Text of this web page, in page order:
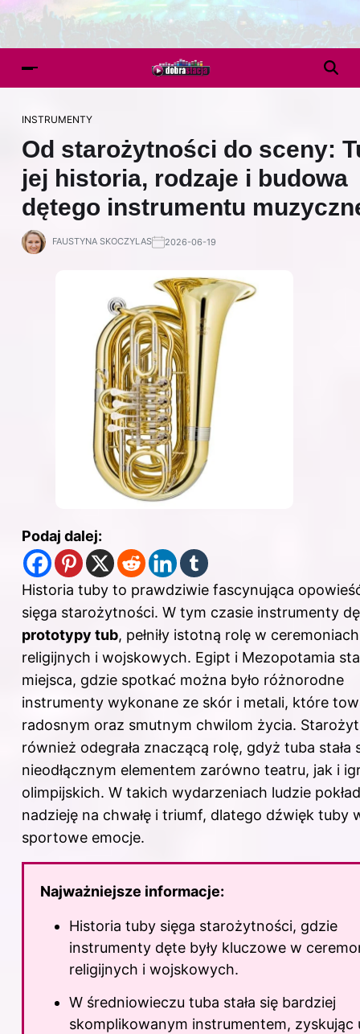
INSTRUMENTY
Od starożytności do sceny:
jej historia, rodzaje i budowa
dętego instrumentu
FAUSTYNA SKOCZYLAS 2026-06-19
Podaj dalej:
Historia tuby to prawdziwie fascynująca
sięga starożytności. W tym czasie instrumenty
prototypy tub, pełniły istotną rolę w ceremoniach
religijnych i wojskowych. Egipt i Mezopotamia
miejsca, gdzie spotkać można było różnorodne
instrumenty wykonane ze skór i metali, które
radosnym oraz smutnym chwilom życia.
również odegrała znaczącą rolę, gdyż tuba stała
nieodłącznym elementem zarówno teatru, jak i
olimpijskich. W takich wydarzeniach ludzie
nadzieję na chwałę i triumf, dlatego dźwięk tuby
sportowe emocje.
Najważniejsze informacje:
Historia tuby sięga starożytności, gdzie
instrumenty dęte były kluczowe w
religijnych i wojskowych.
W średniowieczu tuba stała się bardziej
skomplikowanym instrumentem, zyskując